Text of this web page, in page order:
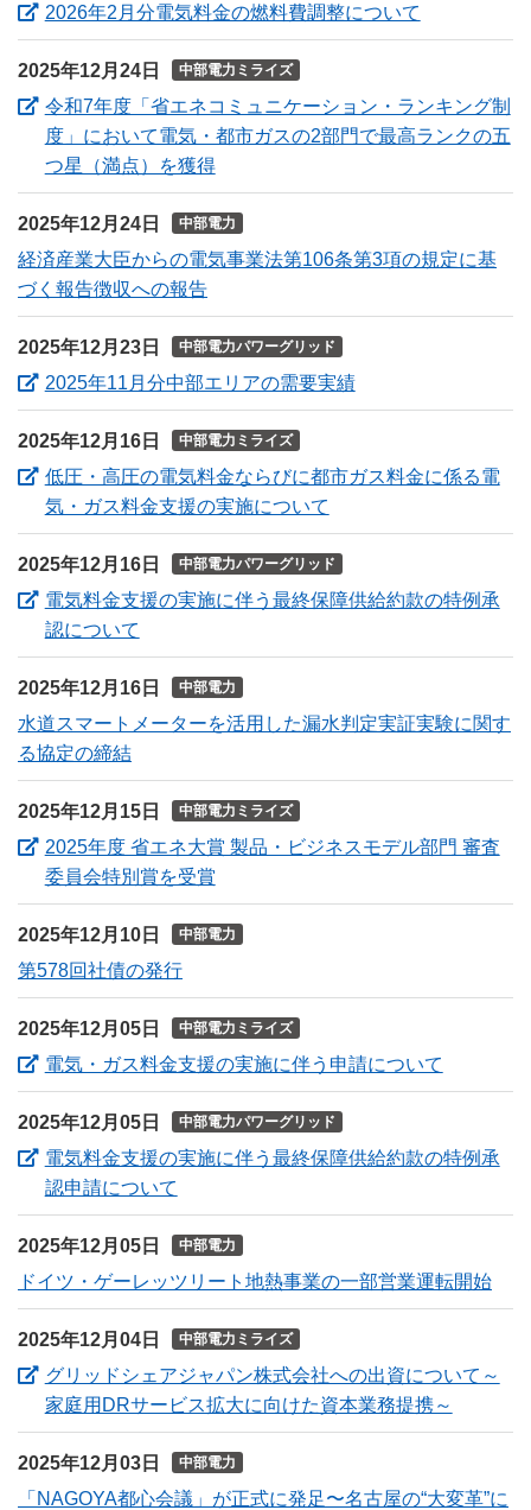
2026年2月分電気料金の燃料費調整について
2025年12月24日 中部電力ミライズ
令和7年度「省エネコミュニケーション・ランキング制
度」において電気・都市ガスの2部門で最高ランクの五
つ星（満点）を獲得（新しいウィンドウを開きます）
2025年12月24日 中部電力
経済産業大臣からの電気事業法第106条第3項の規定に基
づく報告徴収への報告
2025年12月23日 中部電力パワーグリッド
2025年11月分中部エリアの需要実績（新しいウィンドウ
2025年12月16日 中部電力ミライズ
低圧・高圧の電気料金ならびに都市ガス料金に係る電
気・ガス料金支援の実施について
2025年12月16日 中部電力パワーグリッド
電気料金支援の実施に伴う最終保障供給約款の特例承
認について
2025年12月16日 中部電力
水道スマートメーターを活用した漏水判定実証実験に関す
る協定の締結
2025年12月15日 中部電力ミライズ
2025年度 省エネ大賞 製品・ビジネスモデル部門 審査
委員会特別賞を受賞（新しいウィンドウを開きます）
2025年12月10日 中部電力
第578回社債の発行
2025年12月05日 中部電力ミライズ
電気・ガス料金支援の実施に伴う申請について
2025年12月05日 中部電力パワーグリッド
電気料金支援の実施に伴う最終保障供給約款の特例承
認申請について
2025年12月05日 中部電力
ドイツ・ゲーレッツリート地熱事業の一部営業運転開始
2025年12月04日 中部電力ミライズ
グリッドシェアジャパン株式会社への出資について～
家庭用DRサービス拡大に向けた資本業務提携～
2025年12月03日 中部電力
「NAGOYA都心会議」が正式に発足〜名古屋の“大変革”に